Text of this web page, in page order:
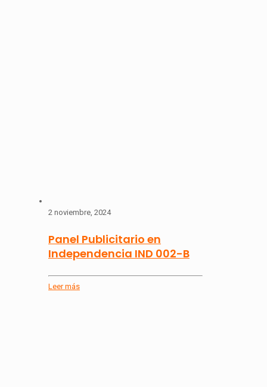
2 noviembre, 2024
Panel Publicitario en
Independencia IND 002-B
Leer más